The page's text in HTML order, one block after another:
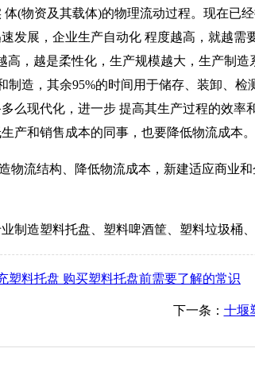
(物资及其载体)的物理流动过程。现在已
发展，企业生产自动化 程度越高，就越需
高，越是柔性化，生产规模越大，生产制
制造，其余95%的时间用于储存、装卸、
么现代化，进一步 提高其生产过程的效
产和销售成本的同事，也要降低物流成本。
物流结构、降低物流成本，新建适应商业
制造塑料托盘、塑料啤酒筐、塑料垃圾桶
塑料托盘 购买塑料托盘前需要了解的常识
下一条： 十堰